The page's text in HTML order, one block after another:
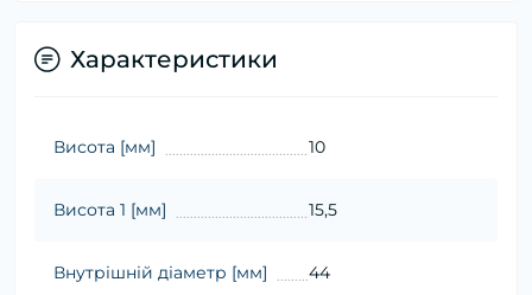
Характеристики
Висота [мм] 10
Висота 1 [мм] 15,5
Внутрішній діаметр [мм] 44